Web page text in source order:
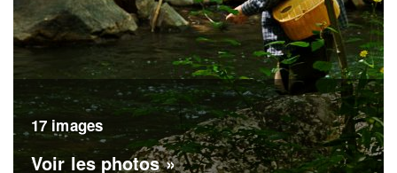
17 images
Voir les photos »